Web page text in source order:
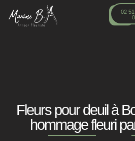
principal
02
Fleurs pour deuil à
hommage fleuri